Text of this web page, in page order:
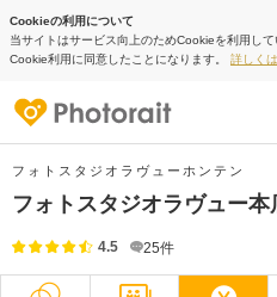
Cookieの利用について
当サイトはサービス向上のためCookieを利用し
Cookie利用に同意したことになります。 詳しく
フォトスタジオラヴューホンテン
フォトスタジオラヴュー本
4.5 25件